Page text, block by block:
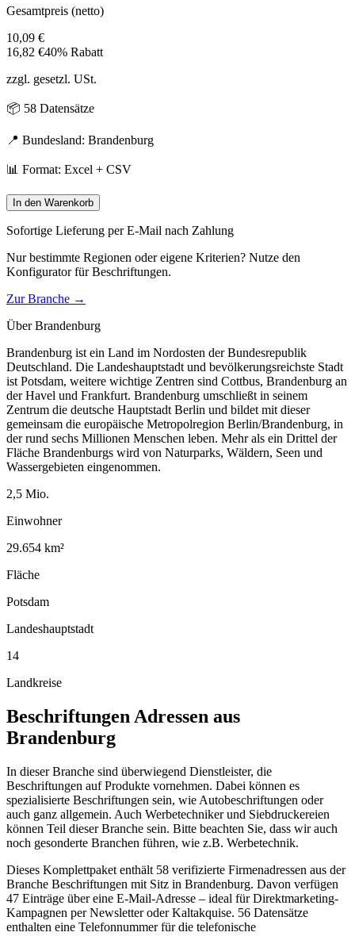
Gesamtpreis (netto)
10,09 €
16,82 €40% Rabatt
zzgl. gesetzl. USt.
📦 58 Datensätze
📍 Bundesland: Brandenburg
📊 Format: Excel + CSV
In den Warenkorb
Sofortige Lieferung per E-Mail nach Zahlung
Nur bestimmte Regionen oder eigene Kriterien? Nutze den
Konfigurator fürBeschriftungen.
Zur Branche →
ÜberBrandenburg
Brandenburg ist ein Land im Nordosten der Bundesrepublik
Deutschland. Die Landeshauptstadt und bevölkerungsreichste Stadt
ist Potsdam, weitere wichtige Zentren sind Cottbus, Brandenburg an
der Havel und Frankfurt. Brandenburg umschließt in seinem
Zentrum die deutsche Hauptstadt Berlin und bildet mit dieser
gemeinsam die europäische Metropolregion Berlin/Brandenburg, in
der rund sechs Millionen Menschen leben. Mehr als ein Drittel der
Fläche Brandenburgs wird von Naturparks, Wäldern, Seen und
Wassergebieten eingenommen.
2,5 Mio.
Einwohner
29.654 km²
Fläche
Potsdam
Landeshauptstadt
14
Landkreise
Beschriftungen Adressen aus
Brandenburg
In dieser Branche sind überwiegend Dienstleister, die
Beschriftungen auf Produkte vornehmen. Dabei können es
spezialisierte Beschriftungen sein, wie Autobeschriftungen oder
auch ganz allgemein. Auch Werbetechniker und Siebdruckereien
können Teil dieser Branche sein. Bitte beachten Sie, dass wir auch
noch gesonderte Branchen führen, wie z.B. Werbetechnik.
Dieses Komplettpaket enthält 58 verifizierte Firmenadressen aus der
Branche Beschriftungen mit Sitz in Brandenburg. Davon verfügen
47 Einträge über eine E-Mail-Adresse – ideal für Direktmarketing-
Kampagnen per Newsletter oder Kaltakquise. 56 Datensätze
enthalten eine Telefonnummer für die telefonische